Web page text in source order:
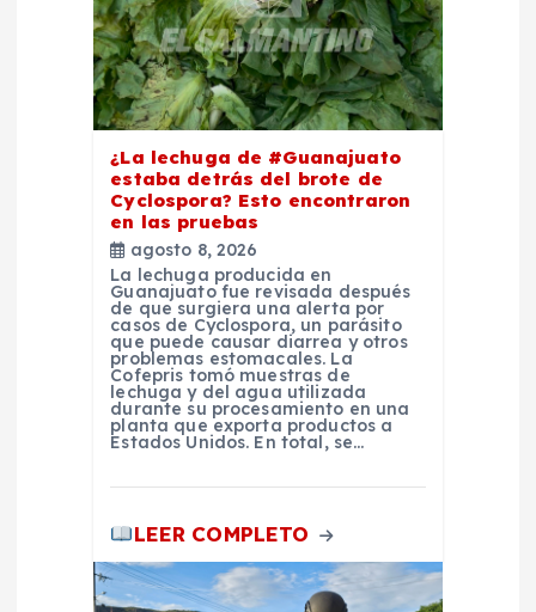
¿La lechuga de #Guanajuato
estaba detrás del brote de
Cyclospora? Esto encontraron
en las pruebas
agosto 8, 2026
La lechuga producida en
Guanajuato fue revisada después
de que surgiera una alerta por
casos de Cyclospora, un parásito
que puede causar diarrea y otros
problemas estomacales. La
Cofepris tomó muestras de
lechuga y del agua utilizada
durante su procesamiento en una
planta que exporta productos a
Estados Unidos. En total, se…
LEER COMPLETO